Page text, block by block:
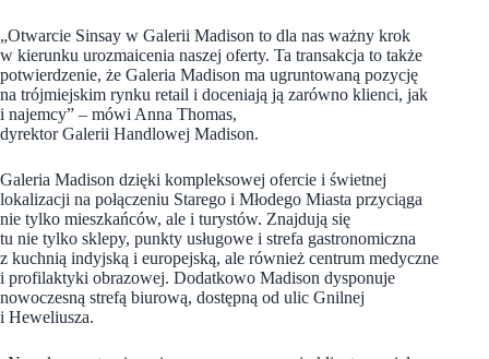
„Otwarcie Sinsay w Galerii Madison to dla nas ważny krok
w kierunku urozmaicenia naszej oferty. Ta transakcja to także
potwierdzenie, że Galeria Madison ma ugruntowaną pozycję
na trójmiejskim rynku retail i doceniają ją zarówno klienci, jak
i najemcy” – mówi Anna Thomas,
dyrektor Galerii Handlowej Madison.
Galeria Madison dzięki kompleksowej ofercie i świetnej
lokalizacji na połączeniu Starego i Młodego Miasta przyciąga
nie tylko mieszkańców, ale i turystów. Znajdują się
tu nie tylko sklepy, punkty usługowe i strefa gastronomiczna
z kuchnią indyjską i europejską, ale również centrum medyczne
i profilaktyki obrazowej. Dodatkowo Madison dysponuje
nowoczesną strefą biurową, dostępną od ulic Gnilnej
i Heweliusza.